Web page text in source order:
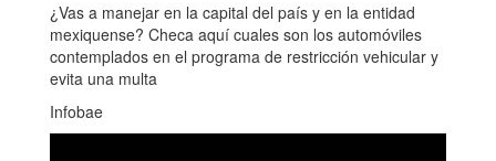
¿Vas a manejar en la capital del país y en la entidad
mexiquense? Checa aquí cuales son los automóviles
contemplados en el programa de restricción vehicular y
evita una multa
Infobae